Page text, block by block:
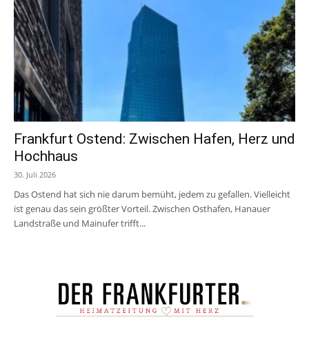
Frankfurt Ostend: Zwischen Hafen, Herz und
Hochhaus
30. Juli 2026
Das Ostend hat sich nie darum bemüht, jedem zu gefallen. Vielleicht
ist genau das sein größter Vorteil. Zwischen Osthafen, Hanauer
Landstraße und Mainufer trifft...